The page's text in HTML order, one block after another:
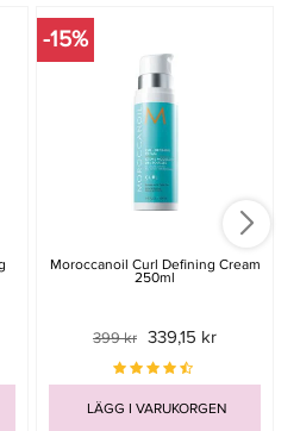
-15%
Moroccanoil Curl Defining Cream
250ml
399 kr 339,15 kr
LÄGG I VARUKORGEN